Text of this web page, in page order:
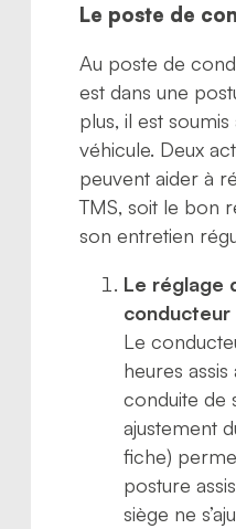
Le poste de
Au poste de
est dans une
plus, il est
véhicule. Deux
peuvent aider à
TMS, soit le bon
son entretien
Le réglage
conducteur
Le
heures
conduite de
ajustement
fiche)
posture
siège ne